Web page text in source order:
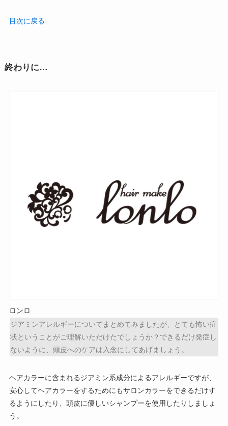
目次に戻る
終わりに…
ロンロ
ジアミンアレルギーについてまとめてみましたが、とても怖い症
状ということがご理解いただけたでしょうか？できるだけ発症し
ないように、頭皮へのケアは入念にしてあげましょう。
ヘアカラーに含まれるジアミン系成分によるアレルギーですが、
安心してヘアカラーをするためにもサロンカラーをできるだけす
るようにしたり、頭皮に優しいシャンプーを使用したりしましょ
う。